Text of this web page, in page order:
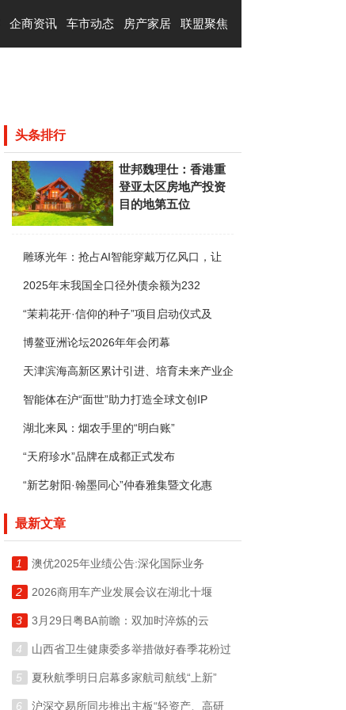
企商资讯 车市动态 房产家居 联盟聚焦
头条排行
世邦魏理仕：香港重
登亚太区房地产投资
目的地第五位
雕琢光年：抢占AI智能穿戴万亿风口，让
2025年末我国全口径外债余额为232
“茉莉花开·信仰的种子”项目启动仪式及
博鳌亚洲论坛2026年年会闭幕
天津滨海高新区累计引进、培育未来产业企
智能体在沪“面世”助力打造全球文创IP
湖北来凤：烟农手里的“明白账”
“天府珍水”品牌在成都正式发布
“新艺射阳·翰墨同心”仲春雅集暨文化惠
最新文章
1 澳优2025年业绩公告:深化国际业务
2 2026商用车产业发展会议在湖北十堰
3 3月29日粤BA前瞻：双加时淬炼的云
4 山西省卫生健康委多举措做好春季花粉过
5 夏秋航季明日启幕多家航司航线“上新”
6 沪深交易所同步推出主板“轻资产、高研